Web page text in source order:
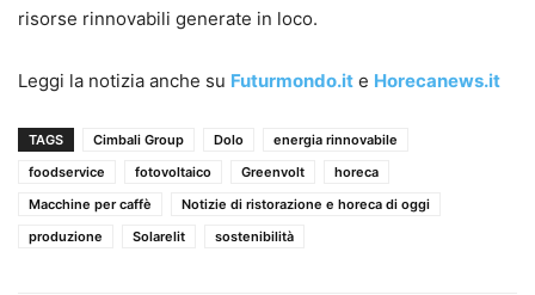
risorse rinnovabili generate in loco.
Leggi la notizia anche su Futurmondo.it e Horecanews.it
TAGS Cimbali Group Dolo
energia rinnovabile
foodservice
fotovoltaico Greenvolt
horeca
Macchine per caffè
Notizie di ristorazione e horeca di oggi
produzione
Solarelit sostenibilità